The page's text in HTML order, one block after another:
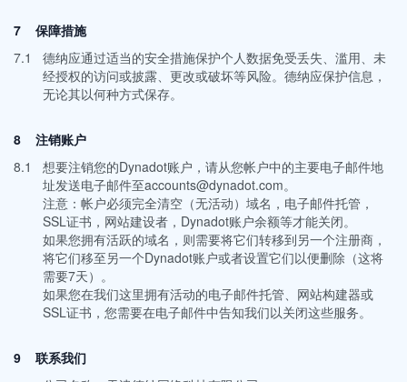
7 保障措施
7.1德纳应通过适当的安全措施保护个人数据免受丢失、滥用、未
经授权的访问或披露、更改或破坏等风险。德纳应保护信息，
无论其以何种方式保存。
8 注销账户
8.1想要注销您的Dynadot账户，请从您帐户中的主要电子邮件地
址发送电子邮件至accounts@dynadot.com。
注意：帐户必须完全清空（无活动）域名，电子邮件托管，
SSL证书，网站建设者，Dynadot账户余额等才能关闭。
如果您拥有活跃的域名，则需要将它们转移到另一个注册商，
将它们移至另一个Dynadot账户或者设置它们以便删除（这将
需要7天）。
如果您在我们这里拥有活动的电子邮件托管、网站构建器或
SSL证书，您需要在电子邮件中告知我们以关闭这些服务。
9 联系我们